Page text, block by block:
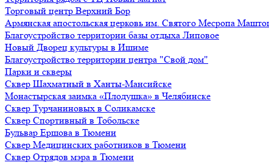
Торговый центр Верхний Бор
Армянская апостольская церковь им. Святого Месропа
Благоустройство территории базы отдыха Липовое
Нoвый Двoрeц культуры в Ишимe
Благоустройство территории центра "Свой дом"
Парки и скверы
Сквер Шахматный в Ханты-Мансийске
Монастырская заимка «Плодушка» в Челябинске
Сквер Турчаниновых в Соликамске
Сквер Спортивный в Тобольске
Бульвар Ершова в Тюмени
Сквер Медицинских работников в Тюмени
Сквер Отрядов мэра в Тюмени